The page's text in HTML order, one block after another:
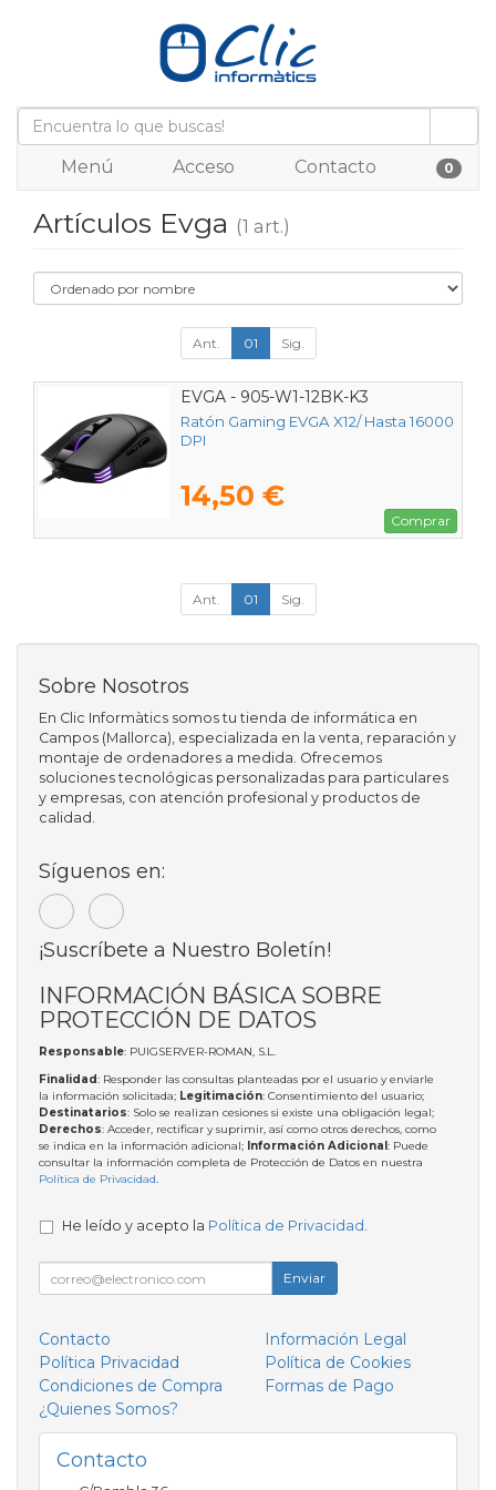
Menú Acceso Contacto 0
Artículos Evga (1 art.)
Ant. 01 Sig.
EVGA - 905-W1-12BK-K3
Ratón Gaming EVGA X12/ Hasta 16000
DPI
14,50 €
Comprar
Ant. 01 Sig.
Sobre Nosotros
En Clic Informàtics somos tu tienda de informática en
Campos (Mallorca), especializada en la venta, reparación y
montaje de ordenadores a medida. Ofrecemos
soluciones tecnológicas personalizadas para particulares
y empresas, con atención profesional y productos de
calidad.
Síguenos en:
¡Suscríbete a Nuestro Boletín!
INFORMACIÓN BÁSICA SOBRE
PROTECCIÓN DE DATOS
Responsable: PUIGSERVER-ROMAN, S.L.
Finalidad: Responder las consultas planteadas por el usuario y enviarle
la información solicitada; Legitimación: Consentimiento del usuario;
Destinatarios: Solo se realizan cesiones si existe una obligación legal;
Derechos: Acceder, rectificar y suprimir, así como otros derechos, como
se indica en la información adicional; Información Adicional: Puede
consultar la información completa de Protección de Datos en nuestra
Política de Privacidad.
He leído y acepto la Política de Privacidad .
Enviar
Contacto
Información Legal
Política Privacidad
Política de Cookies
Condiciones de Compra
Formas de Pago
¿Quienes Somos?
Contacto